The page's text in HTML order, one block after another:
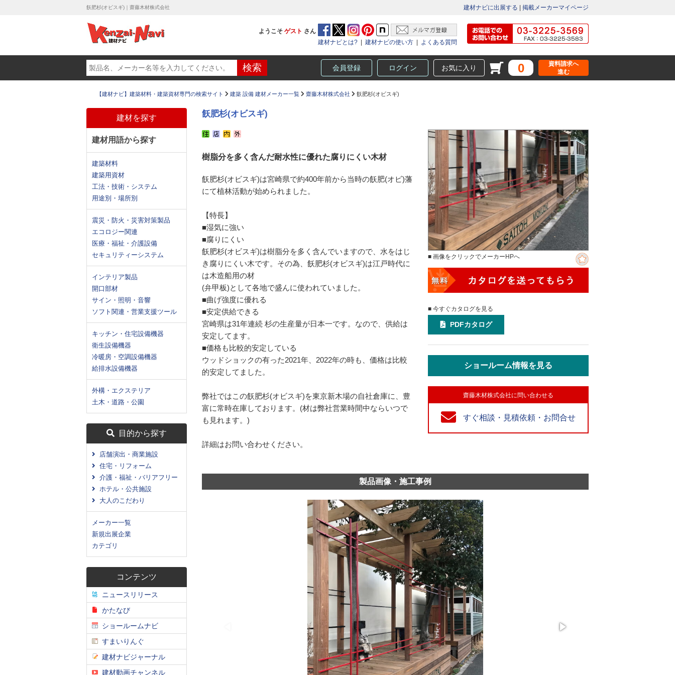
飫肥杉(オビスギ)｜齋藤木材株式会社 建材ナビに出展する 掲載メーカーマイページ
ようこそ ゲスト さん
建材ナビとは?
建材ナビの使い方 よくある質問
会員登録 ログイン お気に入り 0
資料請求へ
進む
【建材ナビ】建築材料・建築資材専門の検索サイト 建築 設備 建材メーカー一覧 齋藤木材株式会社 飫肥杉(オビスギ)
建材を探す
建材用語から探す
建築材料
建築用資材
工法・技術・システム
用途別・場所別
震災・防火・災害対策製品
エコロジー関連
医療・福祉・介護設備
セキュリティーシステム
インテリア製品
開口部材
サイン・照明・音響
ソフト関連・営業支援ツール
キッチン・住宅設備機器
衛生設備機器
冷暖房・空調設備機器
給排水設備機器
外構・エクステリア
土木・道路・公園
目的から探す
店舗演出・商業施設
住宅・リフォーム
介護・福祉・バリアフリー
ホテル・公共施設
大人のこだわり
メーカー一覧
新規出展企業
カテゴリ
コンテンツ
ニュースリリース
かたなび
ショールームナビ
すまいりんぐ
建材ナビジャーナル
建材動画チャンネル
飫肥杉(オビスギ)
樹脂分を多く含んだ耐水性に優れた腐りにくい木材
飫肥杉(オビスギ)は宮崎県で約400年前から当時の飫肥(オビ)藩
にて植林活動が始められました。
【特長】
■湿気に強い
■腐りにくい
飫肥杉(オビスギ)は樹脂分を多く含んでいますので、水をはじ
き腐りにくい木です。その為、飫肥杉(オビスギ)は江戸時代に
は木造船用の材
(弁甲板)として各地で盛んに使われていました。
■曲げ強度に優れる
■安定供給できる
宮崎県は31年連続 杉の生産量が日本一です。なので、供給は
安定してます。
■価格も比較的安定している
ウッドショックの有った2021年、2022年の時も、価格は比較
的安定してました。
弊社ではこの飫肥杉(オビスギ)を東京新木場の自社倉庫に、豊
富に常時在庫しております。(材は弊社営業時間中ならいつで
も見れます。)
詳細はお問い合わせください。
■ 画像をクリックでメーカーHPへ
■ 今すぐカタログを見る
PDFカタログ
ショールーム情報を見る
齋藤木材株式会社に問い合わせる
すぐ相談・見積依頼・お問合せ
製品画像・施工事例